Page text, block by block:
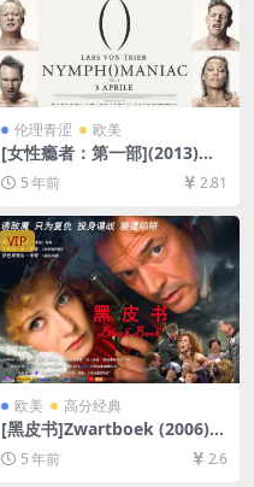
伦理青涩 欧美
[女性瘾者：第一部](2013)导
演剪辑版[百度网盘+迅雷云盘
资源未删减1080P高清][MP4/
7.6GB][中英字幕]
5 年前 2.81
VIP
欧美 高分经典
[黑皮书]Zwartboek (2006)
[百度网盘+迅雷云盘资源1080
P超清未删减][MP4/8.5GB][中
5 年前 2.6